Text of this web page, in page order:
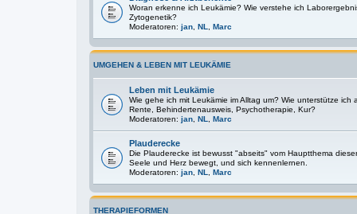
Woran erkenne ich Leukämie? Wie verstehe ich
Zytogenetik?
Moderatoren: jan NL Marc
UMGEHEN & LEBEN MIT LEUKÄMIE
Leben mit Leukämie
Wie gehe ich mit Leukämie im Alltag um? Wie unterstütze
Rente, Behindertenausweis, Psychotherapie, Kur?
Moderatoren: jan NL Marc
Plauderecke
Die Plauderecke ist bewusst "abseits" vom Hauptthema
Seele und Herz bewegt, und sich kennenlernen.
Moderatoren: jan NL Marc
THERAPIEFORMEN